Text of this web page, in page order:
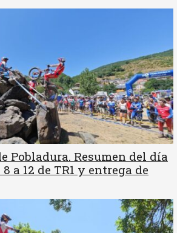
Pobladura. Resumen del día
a 12 de TR1 y entrega de